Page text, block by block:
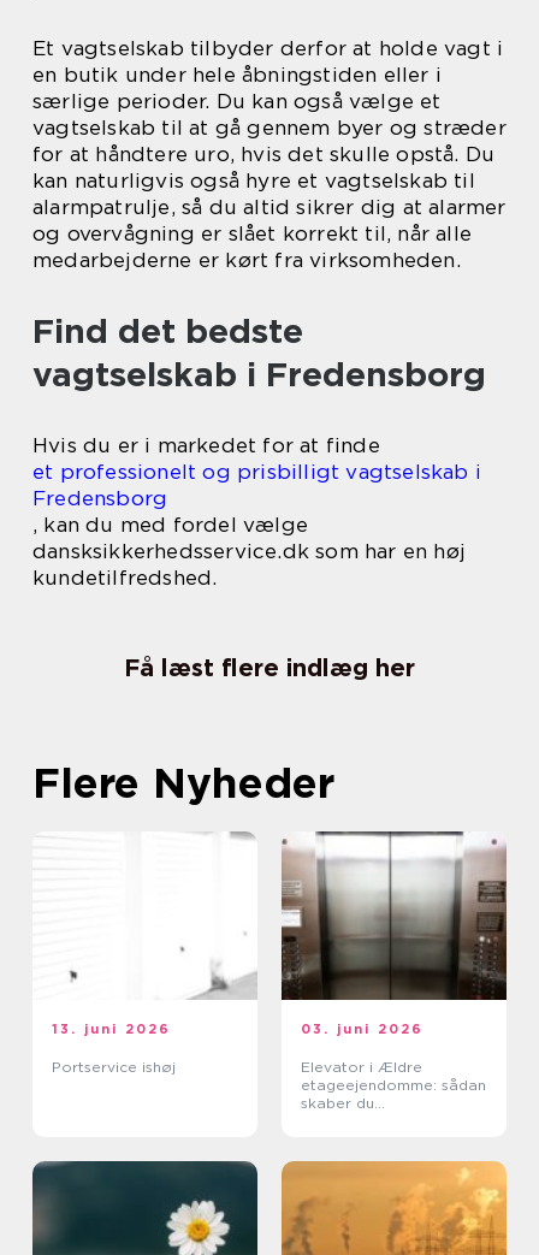
Et vagtselskab tilbyder derfor at holde vagt i
en butik under hele åbningstiden eller i
særlige perioder. Du kan også vælge et
vagtselskab til at gå gennem byer og stræder
for at håndtere uro, hvis det skulle opstå. Du
kan naturligvis også hyre et vagtselskab til
alarmpatrulje, så du altid sikrer dig at alarmer
og overvågning er slået korrekt til, når alle
medarbejderne er kørt fra virksomheden.
Find det bedste
vagtselskab i Fredensborg
Hvis du er i markedet for at finde
et professionelt og prisbilligt vagtselskab i
Fredensborg
, kan du med fordel vælge
dansksikkerhedsservice.dk som har en høj
kundetilfredshed.
Få læst flere indlæg her
Flere Nyheder
13. juni 2026
Portservice ishøj
03. juni 2026
Elevator i Ældre
etageejendomme: sådan
skaber du